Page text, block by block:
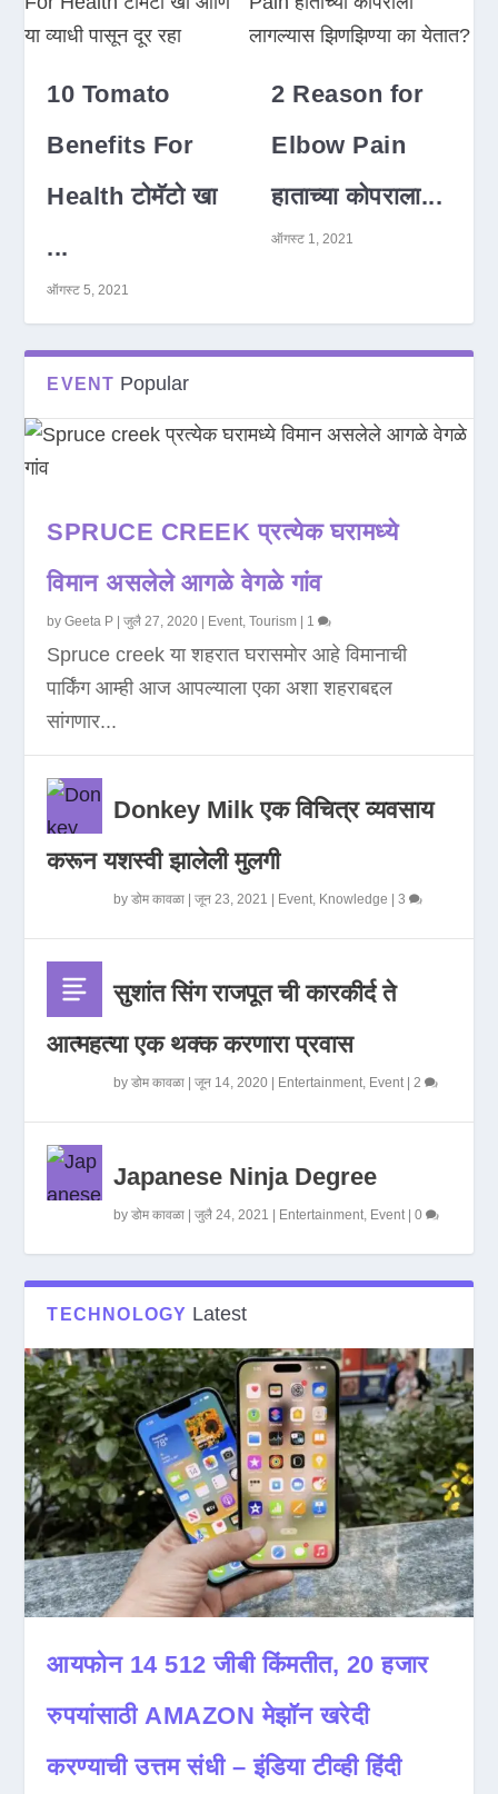
10 Tomato
Benefits For
Health टोमॅटो खा
...
ऑगस्ट 5, 2021
2 Reason for
Elbow Pain
हाताच्या कोपराला...
ऑगस्ट 1, 2021
EVENT Popular
SPRUCE CREEK प्रत्येक घरामध्ये
विमान असलेले आगळे वेगळे गांव
byGeeta P |जुलै 27, 2020 Event,Tourism 1
Spruce creek या शहरात घरासमोर आहे विमानाची
पार्किंग आम्ही आज आपल्याला एका अशा शहराबद्दल
सांगणार...
Donkey Milk एक विचित्र व्यवसाय
करून यशस्वी झालेली मुलगी
byडोम कावळा |जून 23, 2021 Event, Knowledge |3
सुशांत सिंग राजपूत ची कारकीर्द ते
आत्महत्या एक थक्क करणारा प्रवास
byडोम कावळा |जून 14, 2020 Entertainment, Event|2
Japanese Ninja Degree
byडोम कावळा |जुलै 24, 2021 Entertainment, Event|0
TECHNOLOGY Latest
आयफोन 14 512 जीबी किंमतीत, 20 हजार
रुपयांसाठी AMAZON मेझॉन खरेदी
करण्याची उत्तम संधी – इंडिया टीव्ही हिंदी